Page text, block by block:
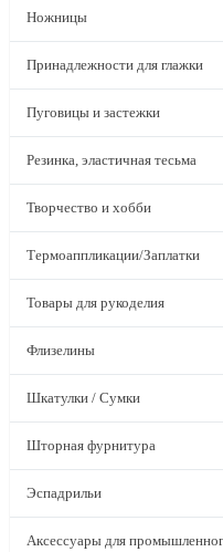
Ножницы
Принадлежности для глажки
Пуговицы и застежки
Резинка, эластичная тесьма
Творчество и хобби
Термоаппликации/Заплатки
Товары для рукоделия
Флизелины
Шкатулки / Сумки
Шторная фурнитура
Эспадрильи
Аксессуары для